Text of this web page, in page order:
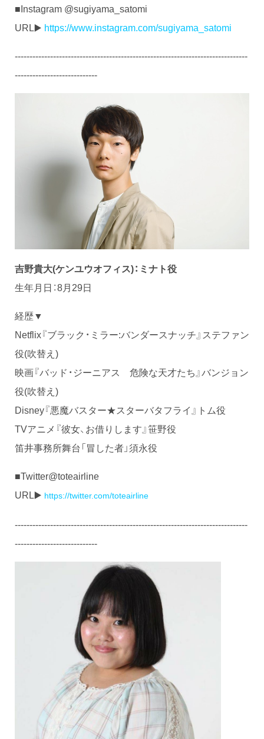
■Instagram @sugiyama_satomi
URL▶️ https://www.instagram.com/sugiyama_satomi
-------------------------------------------------------------------------------
----------------------------
吉野貴大(ケンユウオフィス)：ミナト役
生年月日：8月29日
経歴▼
Netflix『ブラック・ミラー:バンダースナッチ』ステファン
役(吹替え)
映画『バッド・ジーニアス 危険な天才たち』バンジョン
役(吹替え)
Disney『悪魔バスター★スターバタフライ』トム役
TVアニメ『彼女、お借りします』笹野役
笛井事務所舞台「冒した者」須永役
■Twitter@toteairline
URL▶️ https://twitter.com/toteairline
-------------------------------------------------------------------------------
----------------------------